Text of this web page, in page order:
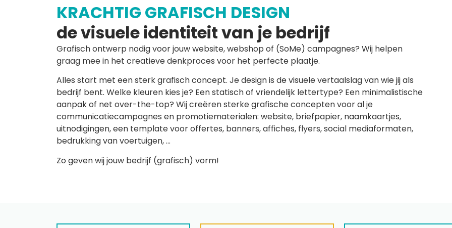
KRACHTIG GRAFISCH DESIGN
de visuele identiteit van je bedrijf
Grafisch ontwerp nodig voor jouw website, webshop of (SoMe) campagnes? Wij helpen
graag mee in het creatieve denkproces voor het perfecte plaatje.
Alles start met een sterk grafisch concept. Je design is de visuele vertaalslag van wie jij als
bedrijf bent. Welke kleuren kies je? Een statisch of vriendelijk lettertype? Een minimalistische
aanpak of net over-the-top? Wij creëren sterke grafische concepten voor al je
communicatiecampagnes en promotiematerialen: website, briefpapier, naamkaartjes,
uitnodigingen, een template voor offertes, banners, affiches, flyers, social mediaformaten,
bedrukking van voertuigen, …
Zo geven wij jouw bedrijf (grafisch) vorm!